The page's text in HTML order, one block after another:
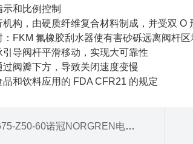
和比例控制
构，由硬质纤维复合材料制成，并受双 O
FKM 氟橡胶刮水器使有害砂砾远离阀杆
导阀杆平滑移动，实现大可靠性
阀瓣下方，导致关闭速度变慢
和饮料应用的 FDA CFR21 的规定
Z50-60诺冠NORGREN电磁阀